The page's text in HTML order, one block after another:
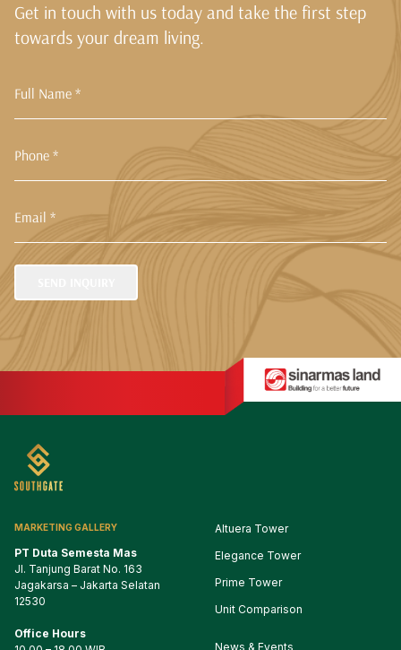
Get in touch with us today and take the first step
towards your dream living.
MARKETING GALLERY
PT Duta Semesta Mas
Jl. Tanjung Barat No. 163
Jagakarsa – Jakarta Selatan
12530
Office Hours
Altuera Tower
Elegance Tower
Prime Tower
Unit Comparison
News & Events